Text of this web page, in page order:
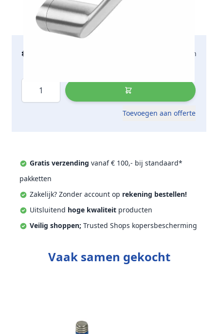
€ 24,40 2-5 werkdagen
Aantal
Toevoegen aan offerte
Gratis verzending vanaf € 100,- bij standaard*
pakketten
Zakelijk? Zonder account op rekening bestellen!
Uitsluitend hoge kwaliteit producten
Veilig shoppen; Trusted Shops kopersbescherming
Vaak samen gekocht